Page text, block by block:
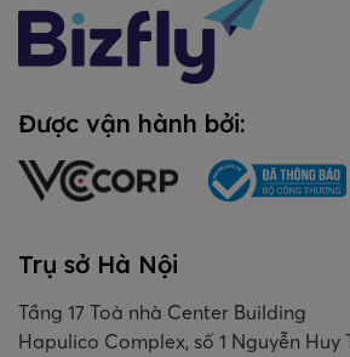
Được vận hành bởi:
Trụ sở Hà Nội
Tầng 17 Toà nhà Center Building
Hapulico Complex, số 1 Nguyễn Huy